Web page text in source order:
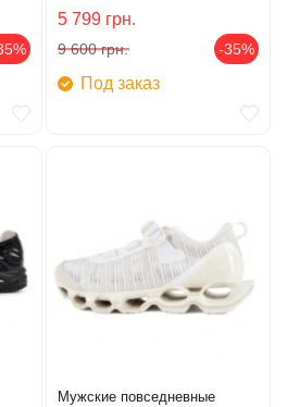
5 799 грн.
9 600 грн. -35%
Под заказ
Мужские повседневные